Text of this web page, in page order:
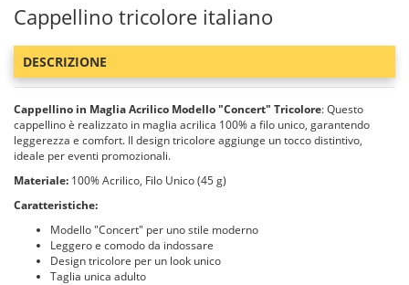
Cappellino tricolore italiano
DESCRIZIONE
Cappellino in Maglia Acrilico Modello "Concert" Tricolore: Questo
cappellino è realizzato in maglia acrilica 100% a filo unico, garantendo
leggerezza e comfort. Il design tricolore aggiunge un tocco distintivo,
ideale per eventi promozionali.
Materiale: 100% Acrilico, Filo Unico (45 g)
Caratteristiche:
Modello "Concert" per uno stile moderno
Leggero e comodo da indossare
Design tricolore per un look unico
Taglia unica adulto